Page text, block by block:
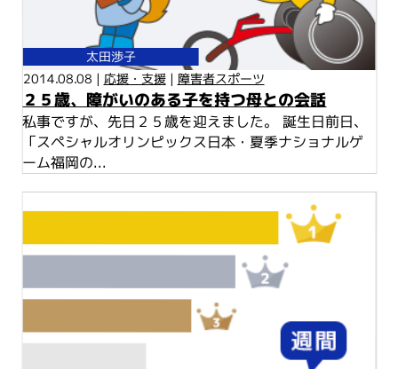
太田渉子
2014.08.08 | 応援・支援| 障害者スポーツ
２５歳、障がいのある子を持つ母との会話
私事ですが、先日２５歳を迎えました。 誕生日前日、
「スペシャルオリンピックス日本・夏季ナショナルゲ
ーム福岡の...